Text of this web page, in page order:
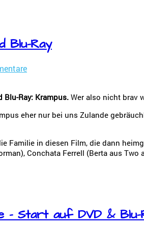
Blu-Ray
Blu-Ray: Krampus. Wer also nicht brav
eher nur bei uns Zulande
Familie in diesen Film, die dann
Conchata Ferrell (Berta aus
– Start auf DVD & Blu-